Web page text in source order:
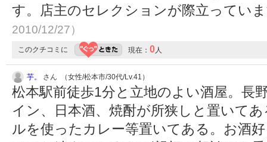
す。店主のセレクションが際立ってい
2010/12/27）
このクチコミに 現在： 0人
芋。 さん （女性/松本市/30代/Lv.41）
松本駅前徒歩1分と立地のよい酒屋。長
イン、日本酒、焼酎が所狭しと置いて
ルを使ったカレー等置いてある。お酒